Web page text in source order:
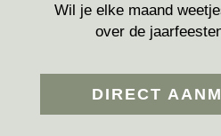
Wil je elke maand
over de
DIRECT